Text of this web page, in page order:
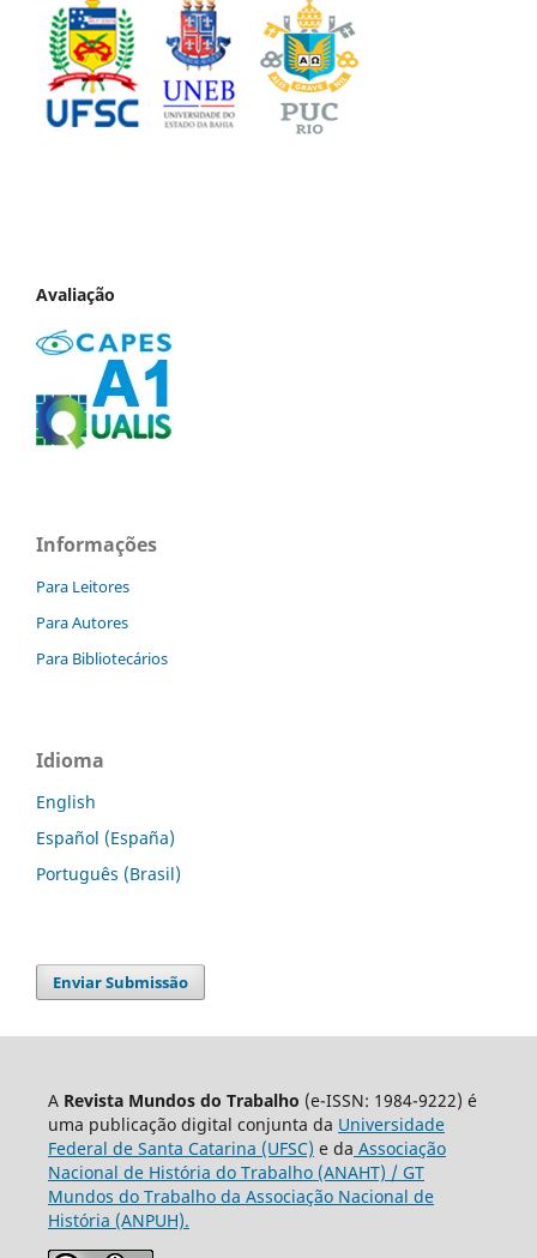
Avaliação
Informações
Para Leitores
Para Autores
Para Bibliotecários
Idioma
English
Español (España)
Português (Brasil)
Enviar Submissão
A Revista Mundos do Trabalho (e-ISSN: 1984-9222) é
uma publicação digital conjunta da Universidade
Federal de Santa Catarina (UFSC) e da Associação
Nacional de História do Trabalho (ANAHT) / GT
Mundos do Trabalho da Associação Nacional de
História (ANPUH).